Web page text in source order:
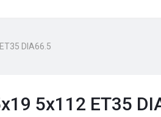
DIA66.5
5x112 ET35